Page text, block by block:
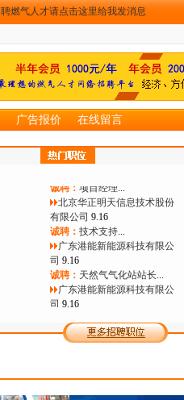
广告报价 在线留言
广州联诚能源科技发展有限
公司12.30
诚聘：销售代表...
浙江文华建设项目管理有限
公司
12.30
诚聘：燃气监理工程师...
北京华正明天信息技术股份
有限公司
北京华正明天信息技术股份
有限公司9.16
诚聘：技术支持
广东港能新能源科技有限公
司9.16
诚聘：
广东港能新能源科技有限公
司9.16
诚聘：
广东港能新能源科技有限公
理...